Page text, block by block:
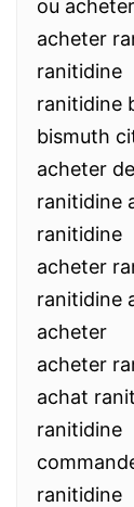
ou
acheter
ranitidine
ranitidine
bismuth
acheter
ranitidine
ranitidine
acheter
ranitidine
acheter
acheter
achat
ranitidine
ranitidine